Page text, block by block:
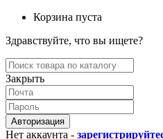
Корзина пуста
Здравствуйте, что вы ищете?
Закрыть
Авторизация
Нет аккаунта -